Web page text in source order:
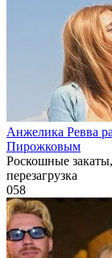
Анжелика Ревва
Пирожковым
Роскошные
перезагрузка
058